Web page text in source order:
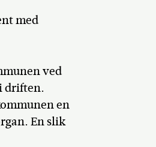
med
ved
driften.
en
En slik